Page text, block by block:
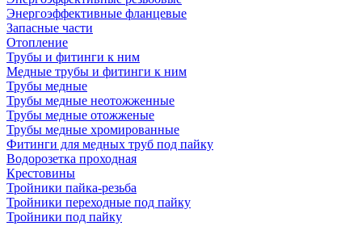
Энергоэффективные фланцевые
Запасные части
Отопление
Трубы и фитинги к ним
Медные трубы и фитинги к ним
Трубы медные
Трубы медные неотожженные
Трубы медные отожженые
Трубы медные хромированные
Фитинги для медных труб под пайку
Водорозетка проходная
Крестовины
Тройники пайка-резьба
Тройники переходные под пайку
Тройники под пайку